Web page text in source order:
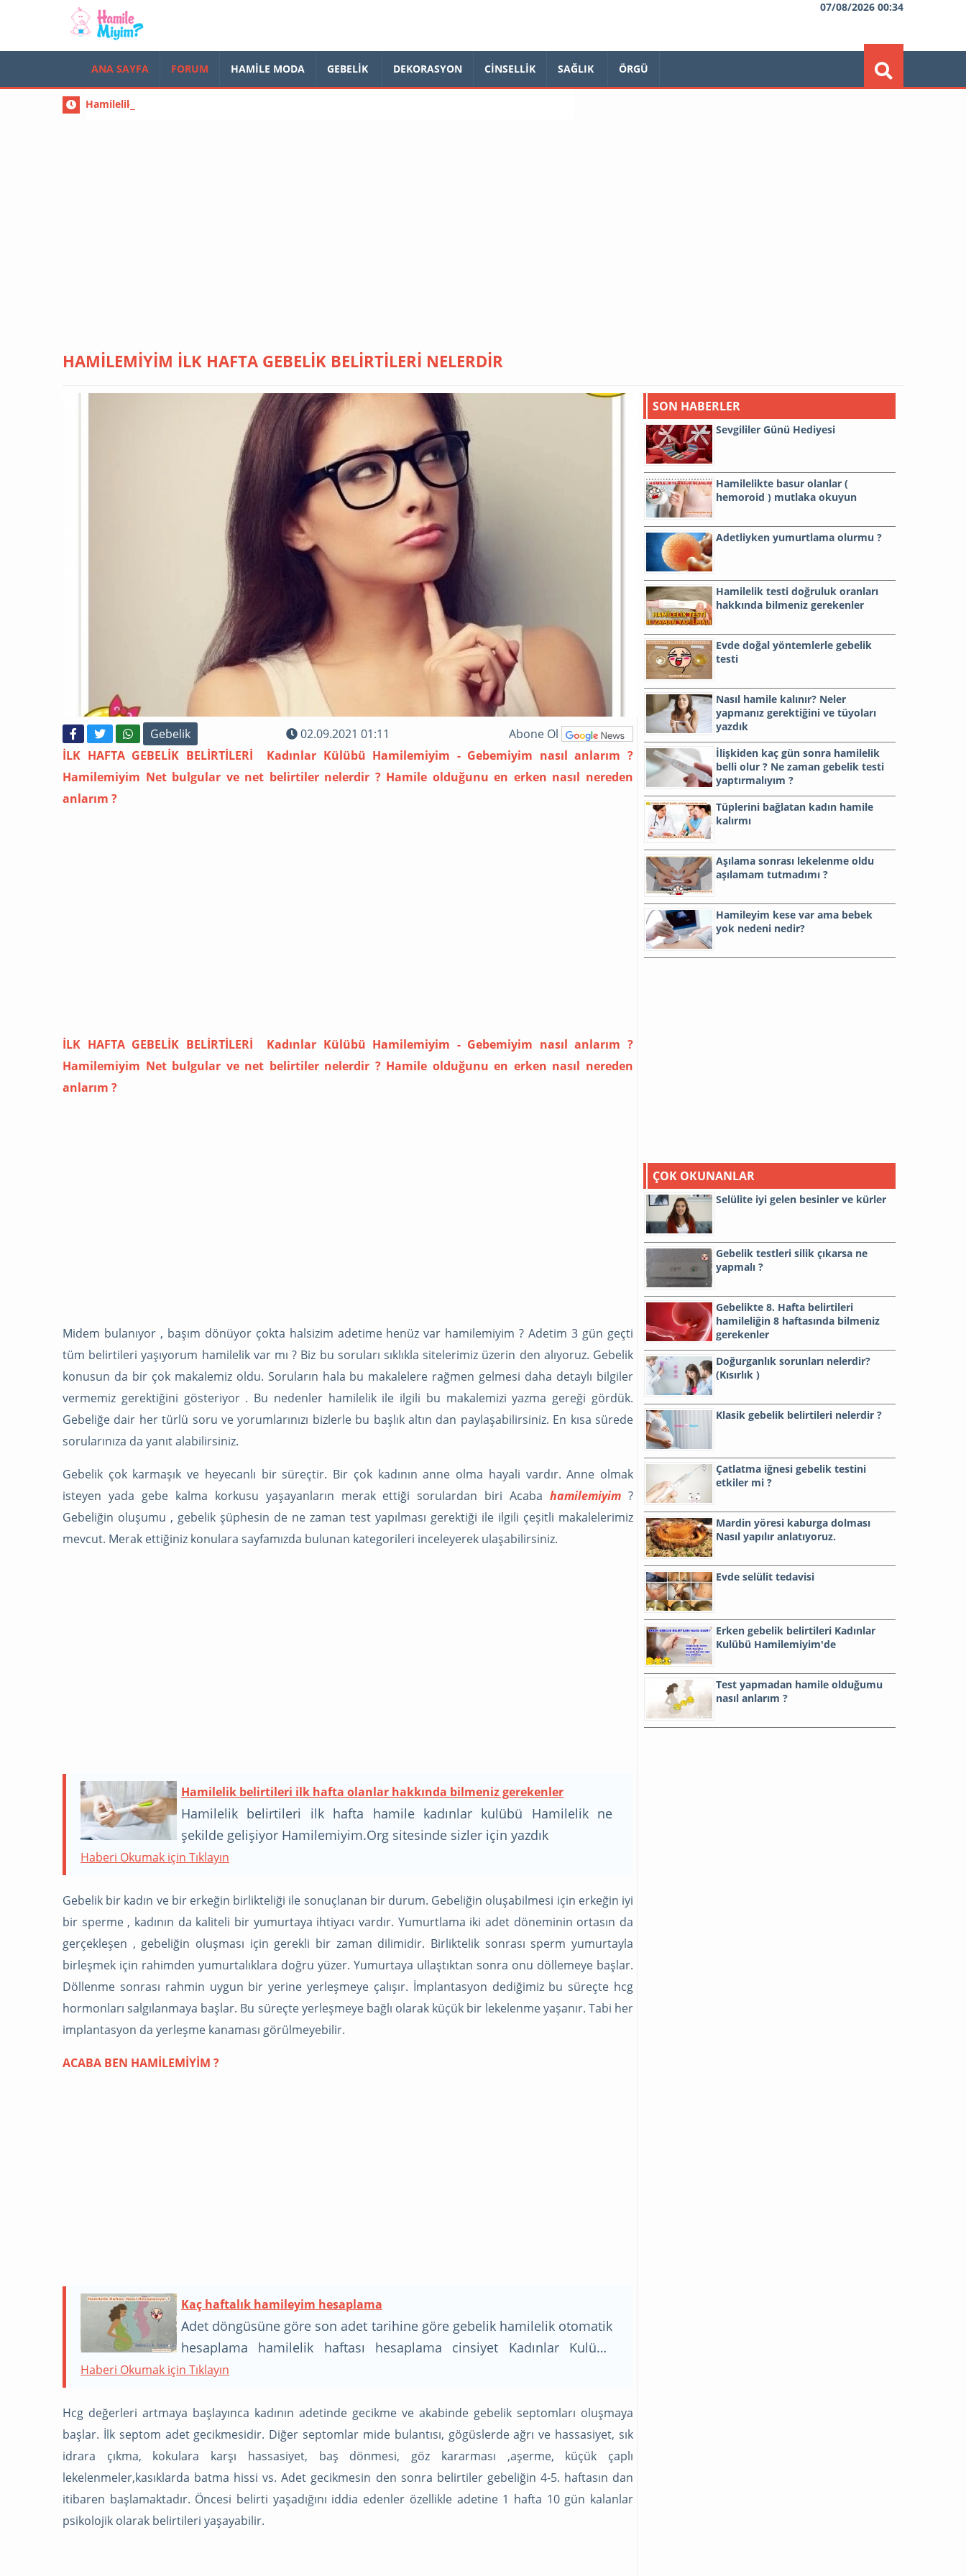
07/08/2026 00:34
ANA SAYFA FORUM HAMILE MODA GEBELIK DEKORASYON CINSELLIK SAĞLIK ÖRGÜ
Hamilelikte basur olanlar ( hemoroid ) mutlaka okuyun
HAMILEMIYIM İLK HAFTA GEBELIK BELIRTILERI NELERDIR
Gebelik 02.09.2021 01:11
Abone Ol
İLK HAFTA GEBELİK BELİRTİLERİ Kadınlar Külübü Hamilemiyim - Gebemiyim nasıl anlarım ?
Hamilemiyim Net bulgular ve net belirtiler nelerdir ? Hamile olduğunu en erken nasıl nereden
anlarım ?
İLK HAFTA GEBELİK BELİRTİLERİ Kadınlar Külübü Hamilemiyim - Gebemiyim nasıl anlarım ?
Hamilemiyim Net bulgular ve net belirtiler nelerdir ? Hamile olduğunu en erken nasıl nereden
anlarım ?
Midem bulanıyor , başım dönüyor çokta halsizim adetime henüz var hamilemiyim ? Adetim 3 gün geçti
tüm belirtileri yaşıyorum hamilelik var mı ? Biz bu soruları sıklıkla sitelerimiz üzerin den alıyoruz. Gebelik
konusun da bir çok makalemiz oldu. Soruların hala bu makalelere rağmen gelmesi daha detaylı bilgiler
vermemiz gerektiğini gösteriyor . Bu nedenler hamilelik ile ilgili bu makalemizi yazma gereği gördük.
Gebeliğe dair her türlü soru ve yorumlarınızı bizlerle bu başlık altın dan paylaşabilirsiniz. En kısa sürede
sorularınıza da yanıt alabilirsiniz.
Gebelik çok karmaşık ve heyecanlı bir süreçtir. Bir çok kadının anne olma hayali vardır. Anne olmak
isteyen yada gebe kalma korkusu yaşayanların merak ettiği sorulardan biri Acabahamilemiyim ?
Gebeliğin oluşumu , gebelik şüphesin de ne zaman test yapılması gerektiği ile ilgili çeşitli makalelerimiz
mevcut. Merak ettiğiniz konulara sayfamızda bulunan kategorileri inceleyerek ulaşabilirsiniz.
Hamilelik belirtileri ilk hafta olanlar hakkında bilmeniz gerekenler
Hamilelik belirtileri ilk hafta hamile kadınlar kulübü Hamilelik ne
şekilde gelişiyor Hamilemiyim.Org sitesinde sizler için yazdık
Haberi Okumak için Tıklayın
Gebelik bir kadın ve bir erkeğin birlikteliği ile sonuçlanan bir durum. Gebeliğin oluşabilmesi için erkeğin iyi
bir sperme , kadının da kaliteli bir yumurtaya ihtiyacı vardır. Yumurtlama iki adet döneminin ortasın da
gerçekleşen , gebeliğin oluşması için gerekli bir zaman dilimidir. Birliktelik sonrası sperm yumurtayla
birleşmek için rahimden yumurtalıklara doğru yüzer. Yumurtaya ullaştıktan sonra onu döllemeye başlar.
Döllenme sonrası rahmin uygun bir yerine yerleşmeye çalışır. İmplantasyon dediğimiz bu süreçte hcg
hormonları salgılanmaya başlar. Bu süreçte yerleşmeye bağlı olarak küçük bir lekelenme yaşanır. Tabi her
implantasyon da yerleşme kanaması görülmeyebilir.
ACABA BEN HAMİLEMİYİM ?
Kaç haftalık hamileyim hesaplama
Adet döngüsüne göre son adet tarihine göre gebelik hamilelik otomatik
hesaplama hamilelik haftası hesaplama cinsiyet Kadınlar Kulübü
Hamilemiyim Sitesinde
Haberi Okumak için Tıklayın
Hcg değerleri artmaya başlayınca kadının adetinde gecikme ve akabinde gebelik septomları oluşmaya
başlar. İlk septom adet gecikmesidir. Diğer septomlar mide bulantısı, gögüslerde ağrı ve hassasiyet, sık
idrara çıkma, kokulara karşı hassasiyet, baş dönmesi, göz kararması ,aşerme, küçük çaplı
lekelenmeler,kasıklarda batma hissi vs. Adet gecikmesin den sonra belirtiler gebeliğin 4-5. haftasın dan
itibaren başlamaktadır. Öncesi belirti yaşadığını iddia edenler özellikle adetine 1 hafta 10 gün kalanlar
psikolojik olarak belirtileri yaşayabilir.
SON HABERLER
Sevgililer Günü Hediyesi
Hamilelikte basur olanlar (
hemoroid ) mutlaka okuyun
Adetliyken yumurtlama olurmu ?
Hamilelik testi doğruluk oranları
hakkında bilmeniz gerekenler
Evde doğal yöntemlerle gebelik
testi
Nasıl hamile kalınır? Neler
yapmanız gerektiğini ve tüyoları
yazdık
İlişkiden kaç gün sonra hamilelik
belli olur ? Ne zaman gebelik testi
yaptırmalıyım ?
Tüplerini bağlatan kadın hamile
kalırmı
Aşılama sonrası lekelenme oldu
aşılamam tutmadımı ?
Hamileyim kese var ama bebek
yok nedeni nedir?
ÇOK OKUNANLAR
Selülite iyi gelen besinler ve kürler
Gebelik testleri silik çıkarsa ne
yapmalı ?
Gebelikte 8. Hafta belirtileri
hamileliğin 8 haftasında bilmeniz
gerekenler
Doğurganlık sorunları nelerdir?
(Kısırlık )
Klasik gebelik belirtileri nelerdir ?
Çatlatma iğnesi gebelik testini
etkiler mi ?
Mardin yöresi kaburga dolması
Nasıl yapılır anlatıyoruz.
Evde selülit tedavisi
Erken gebelik belirtileri Kadınlar
Kulübü Hamilemiyim'de
Test yapmadan hamile olduğumu
nasıl anlarım ?